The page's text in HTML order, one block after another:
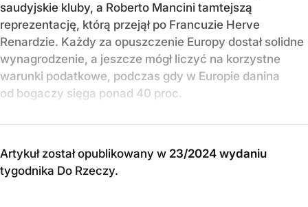
saudyjskie kluby, a Roberto Mancini tamtejszą
reprezentację, którą przejął po Francuzie Herve
Renardzie. Każdy za opuszczenie Europy dostał solidne
wynagrodzenie, a jeszcze mógł liczyć na korzystne
warunki podatkowe, podczas gdy w Europie danina
od bogaczy sięga ponad 40 proc.
Artykuł został opublikowany w 23/2024 wydaniu
tygodnika Do Rzeczy.